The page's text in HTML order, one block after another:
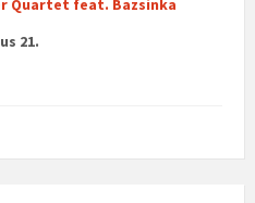
Quartet feat. Bazsinka
21.